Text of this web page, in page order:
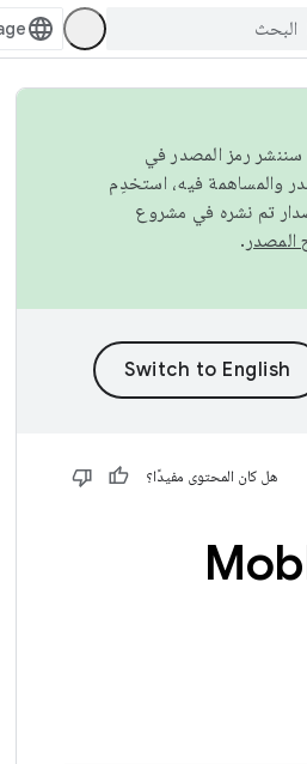
سننشر رمز المصدر في
تم نشره في مشروع
.
هل كان المحتوى مفيدًا؟